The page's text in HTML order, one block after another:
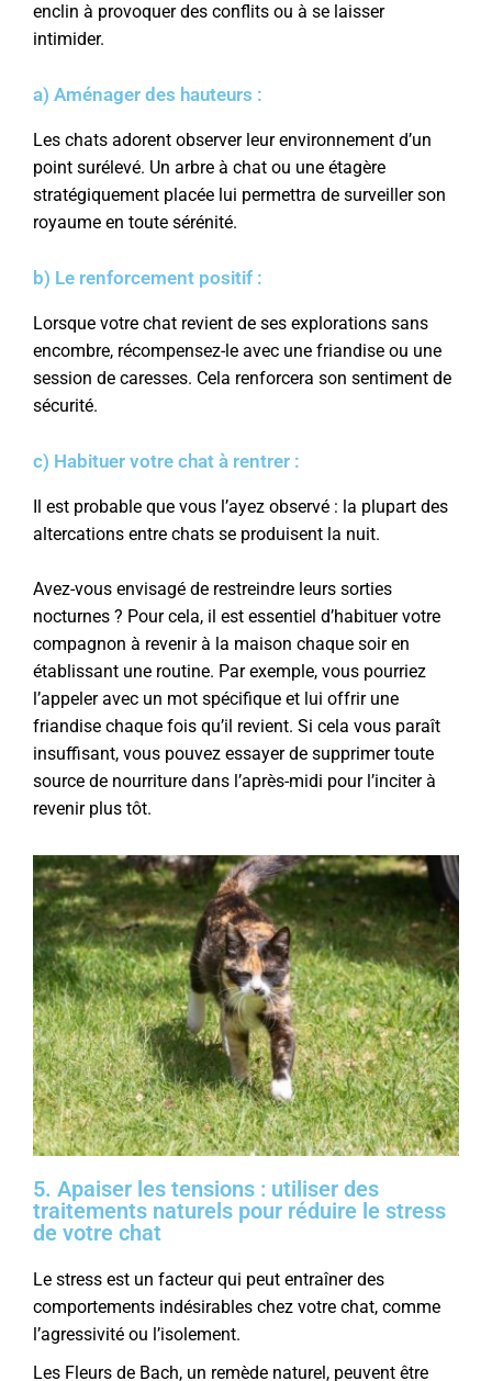
enclin à provoquer des conflits ou à se laisser
intimider.
a) Aménager des hauteurs :
Les chats adorent observer leur environnement d’un
point surélevé. Un arbre à chat ou une étagère
stratégiquement placée lui permettra de surveiller son
royaume en toute sérénité.
b) Le renforcement positif :
Lorsque votre chat revient de ses explorations sans
encombre, récompensez-le avec une friandise ou une
session de caresses. Cela renforcera son sentiment de
sécurité.
c) Habituer votre chat à rentrer :
Il est probable que vous l’ayez observé : la plupart des
altercations entre chats se produisent la nuit.
Avez-vous envisagé de restreindre leurs sorties
nocturnes ? Pour cela, il est essentiel d’habituer votre
compagnon à revenir à la maison chaque soir en
établissant une routine. Par exemple, vous pourriez
l’appeler avec un mot spécifique et lui offrir une
friandise chaque fois qu’il revient. Si cela vous paraît
insuffisant, vous pouvez essayer de supprimer toute
source de nourriture dans l’après-midi pour l’inciter à
revenir plus tôt.
5. Apaiser les tensions : utiliser des
traitements naturels pour réduire le stress
de votre chat
Le stress est un facteur qui peut entraîner des
comportements indésirables chez votre chat, comme
l’agressivité ou l’isolement.
Les Fleurs de Bach, un remède naturel, peuvent être